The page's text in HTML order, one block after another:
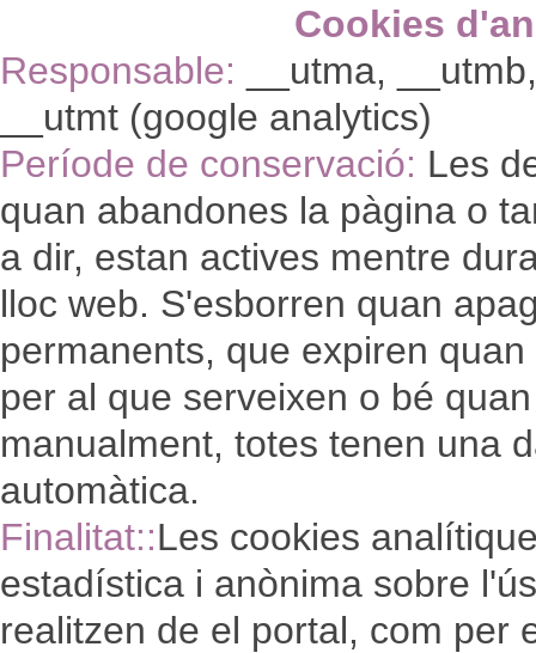
Cookies
Responsable: __utma,
__utmt (google analytics)
Període de conservació: Les
quan abandones la pàgina o
a dir, estan actives mentre
lloc web. S'esborren quan
permanents, que expiren
per al que serveixen o bé
manualment, totes tenen una
automàtica.
Finalitat::Les cookies
estadística i anònima sobre
realitzen de el portal, com per